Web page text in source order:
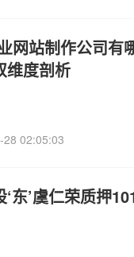
网站制作公司有
维度剖析
02:05:03
东’虞仁荣质押